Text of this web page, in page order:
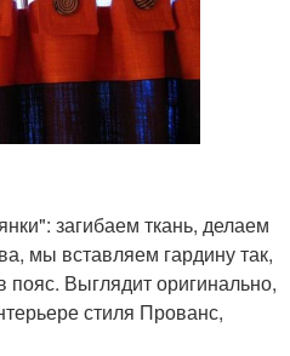
загибаем ткань, делаем
мы вставляем гардину так,
пояс. Выглядит оригинально,
стиля Прованс,